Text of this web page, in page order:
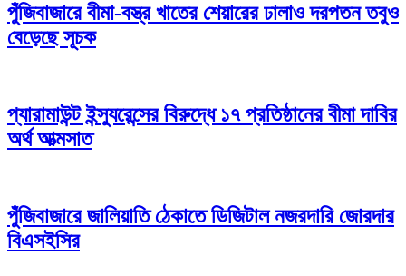
পুঁজিবাজারে বীমা-বস্ত্র খাতের শেয়ারের ঢালাও দরপতন তবুও
বেড়েছে সূচক
প্যারামাউন্ট ইন্স্যুরেন্সের বিরুদ্ধে ১৭ প্রতিষ্ঠানের বীমা দাবির
অর্থ আত্মসাত
পুঁজিবাজারে জালিয়াতি ঠেকাতে ডিজিটাল নজরদারি জোরদার
বিএসইসির